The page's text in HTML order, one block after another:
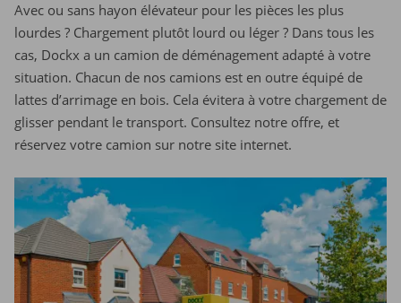
Avec ou sans hayon élévateur pour les pièces les plus
lourdes ? Chargement plutôt lourd ou léger ? Dans tous les
cas, Dockx a un camion de déménagement adapté à votre
situation. Chacun de nos camions est en outre équipé de
lattes d’arrimage en bois. Cela évitera à votre chargement de
glisser pendant le transport. Consultez notre offre, et
réservez votre camion sur notre site internet.